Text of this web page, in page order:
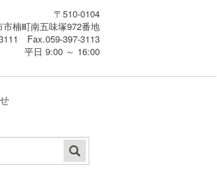
〒510-0104
市楠町南五味塚972番地
Fax.059-397-3113
平日 9:00 ～ 16:00